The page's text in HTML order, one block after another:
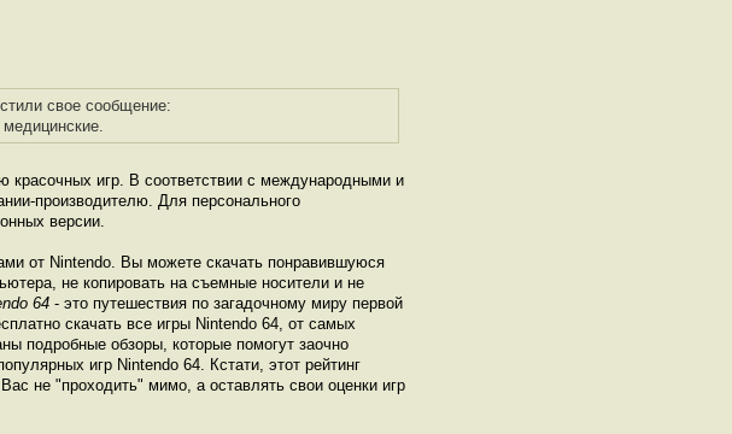
свое сообщение:
медицинские.
красочных игр. В соответствии с международными и
производителю. Для персонального
версии.
от Nintendo. Вы можете скачать понравившуюся
не копировать на съемные носители и не
64 - это путешествия по загадочному миру первой
скачать все игры Nintendo 64, от самых
подробные обзоры, которые помогут заочно
игр Nintendo 64. Кстати, этот рейтинг
не "проходить" мимо, а оставлять свои оценки игр